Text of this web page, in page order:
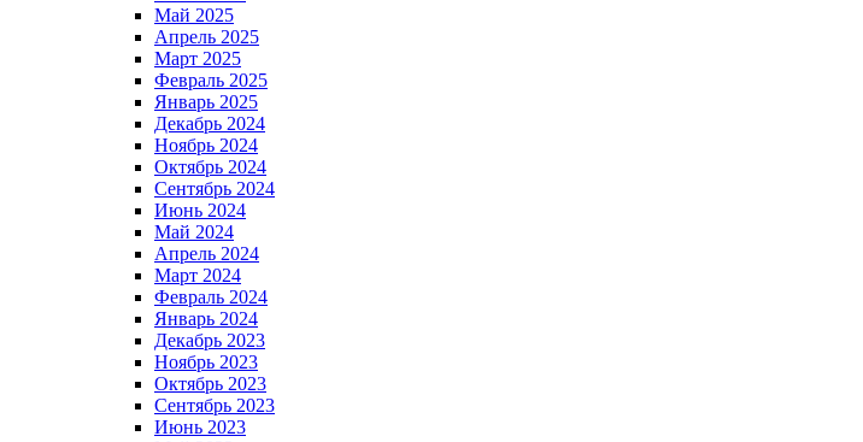
Май 2025
Апрель 2025
Март 2025
Февраль 2025
Январь 2025
Декабрь 2024
Ноябрь 2024
Октябрь 2024
Сентябрь 2024
Июнь 2024
Май 2024
Апрель 2024
Март 2024
Февраль 2024
Январь 2024
Декабрь 2023
Ноябрь 2023
Октябрь 2023
Сентябрь 2023
Июнь 2023